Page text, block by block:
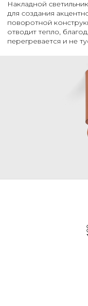
Накладной
для создания
поворотной
отводит тепло,
перегревается и не